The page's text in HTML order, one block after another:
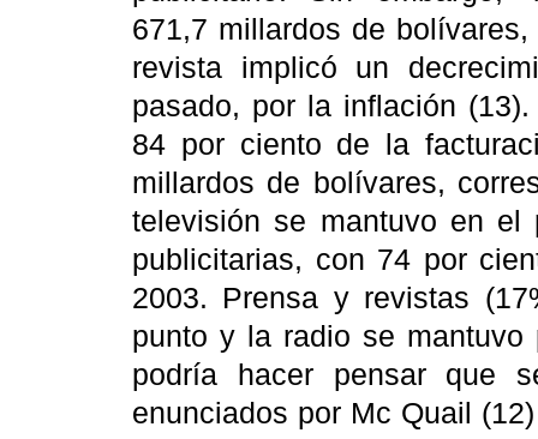
671,7 millardos de
revista implicó un
pasado, por la inflación (13).
84 por ciento de la
millardos de bolívares,
televisión se mantuvo en el
publicitarias, con 74 por
2003. Prensa y revistas
punto y la radio se mantuvo
podría hacer pensar que
enunciados por Mc Quail